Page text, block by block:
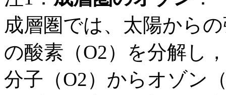
成層圏では、太陽から
の酸素（O2）を分解し
分子（O2）からオゾン